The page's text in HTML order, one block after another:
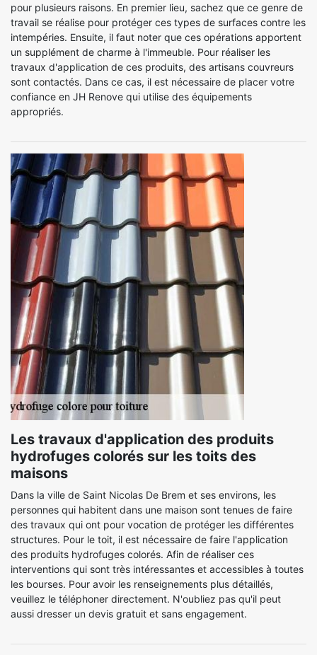
pour plusieurs raisons. En premier lieu, sachez que ce genre de
travail se réalise pour protéger ces types de surfaces contre les
intempéries. Ensuite, il faut noter que ces opérations apportent
un supplément de charme à l'immeuble. Pour réaliser les
travaux d'application de ces produits, des artisans couvreurs
sont contactés. Dans ce cas, il est nécessaire de placer votre
confiance en JH Renove qui utilise des équipements
appropriés.
Les travaux d'application des produits
hydrofuges colorés sur les toits des
maisons
Dans la ville de Saint Nicolas De Brem et ses environs, les
personnes qui habitent dans une maison sont tenues de faire
des travaux qui ont pour vocation de protéger les différentes
structures. Pour le toit, il est nécessaire de faire l'application
des produits hydrofuges colorés. Afin de réaliser ces
interventions qui sont très intéressantes et accessibles à toutes
les bourses. Pour avoir les renseignements plus détaillés,
veuillez le téléphoner directement. N'oubliez pas qu'il peut
aussi dresser un devis gratuit et sans engagement.